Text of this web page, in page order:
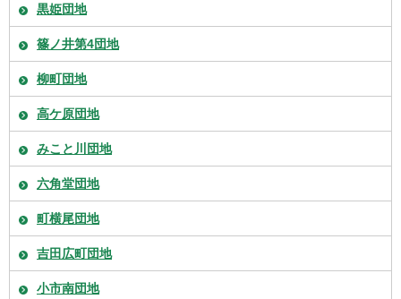
黒姫団地
篠ノ井第4団地
柳町団地
高ケ原団地
みこと川団地
六角堂団地
町横尾団地
吉田広町団地
小市南団地